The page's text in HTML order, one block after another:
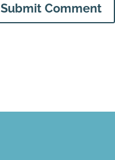
Submit Comment